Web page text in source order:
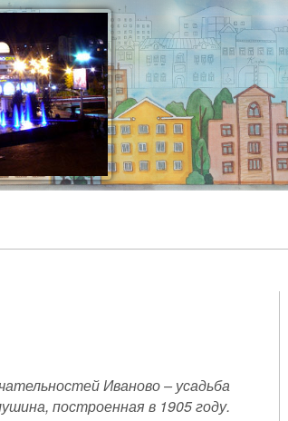
Иваново – усадьба
построенная в 1905 году.